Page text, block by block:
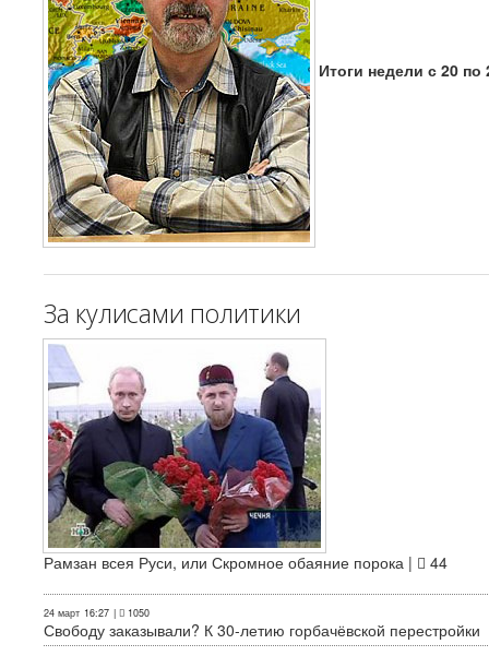
Итоги недели с 20 по
За кулисами политики
Рамзан всея Руси, или Скромное обаяние порока | 44
24 март 16:27 | 1050
Свободу заказывали? К 30-летию горбачёвской перестройки